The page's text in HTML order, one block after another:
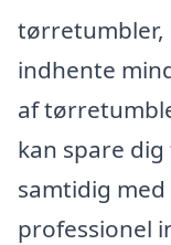
tørretumbler,
indhente
af
kan spare
samtidig
professionel